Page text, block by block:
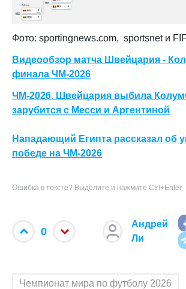
Фото: sportingnews.com, sportsnet и
Видеообзор матча Швейцария -
финала ЧМ-2026
ЧМ-2026. Швейцария выбила
зарубится с Месси и Аргентиной
Нападающий Египта рассказал об
победе на ЧМ-2026
Ошибка в тексте? Выделите и нажмите Ctrl+Enter
0
Андрей
Ли
Чемпионат мира по футболу 2026